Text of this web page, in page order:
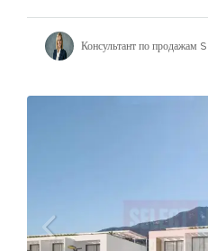
Консультант по